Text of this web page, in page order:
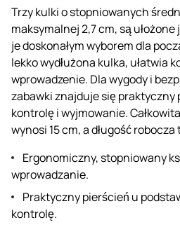
Trzy kulki o stopniowanych
maksymalnej 2,7 cm, są
je doskonałym wyborem dla
lekko wydłużona kulka, ułatwia
wprowadzenie. Dla wygody i
zabawki znajduje się praktyczny
kontrolę i wyjmowanie.
wynosi 15 cm, a długość robocza
Ergonomiczny, stopniowany
wprowadzanie.
Praktyczny pierścień u
kontrolę.